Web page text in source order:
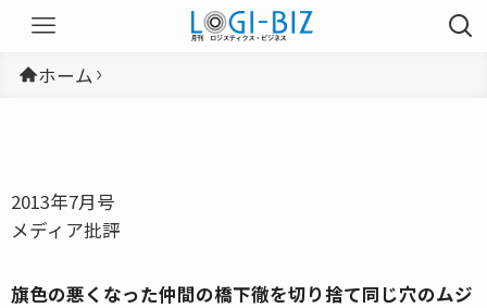
ホーム
2013年7月号
メディア批評
旗色の悪くなった仲間の橋下徹を切り捨て同じ穴のムジ